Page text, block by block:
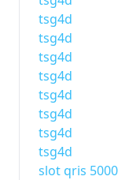
tsg4d
tsg4d
tsg4d
tsg4d
tsg4d
tsg4d
tsg4d
tsg4d
slot qris 5000